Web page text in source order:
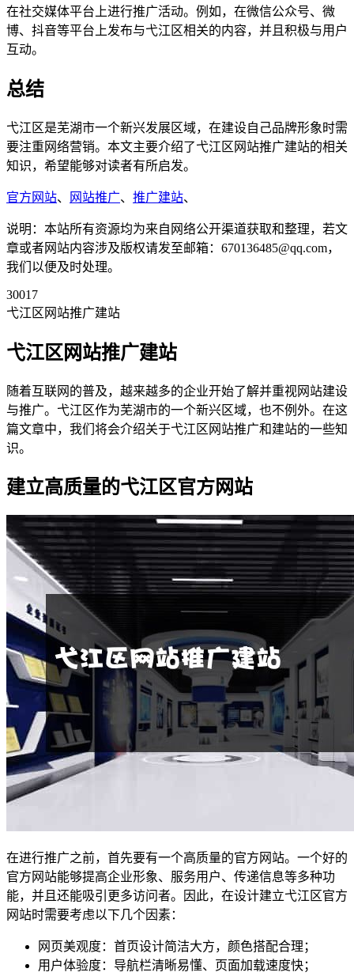
在社交媒体平台上进行推广活动。例如，在微信公众号、微
博、抖音等平台上发布与弋江区相关的内容，并且积极与用户
互动。
总结
弋江区是芜湖市一个新兴发展区域，在建设自己品牌形象时需
要注重网络营销。本文主要介绍了弋江区网站推广建站的相关
知识，希望能够对读者有所启发。
官方网站、 网站推广、 推广建站、
说明：本站所有资源均为来自网络公开渠道获取和整理，若文
章或者网站内容涉及版权请发至邮箱：670136485@qq.com，
我们以便及时处理。
30017
弋江区网站推广建站
弋江区网站推广建站
随着互联网的普及，越来越多的企业开始了解并重视网站建设
与推广。弋江区作为芜湖市的一个新兴区域，也不例外。在这
篇文章中，我们将会介绍关于弋江区网站推广和建站的一些知
识。
建立高质量的弋江区官方网站
在进行推广之前，首先要有一个高质量的官方网站。一个好的
官方网站能够提高企业形象、服务用户、传递信息等多种功
能，并且还能吸引更多访问者。因此，在设计建立弋江区官方
网站时需要考虑以下几个因素：
网页美观度：首页设计简洁大方，颜色搭配合理；
用户体验度：导航栏清晰易懂、页面加载速度快；